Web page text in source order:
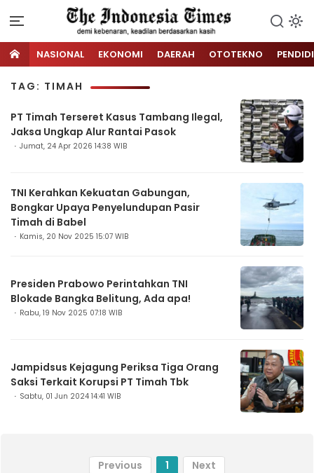
NASIONAL EKONOMI DAERAH OTOTEKNO
TAG: TIMAH
PT Timah Terseret Kasus Tambang Ilegal,
Jaksa Ungkap Alur Rantai Pasok
Jumat, 24 Apr 2026 14:38 WIB
TNI Kerahkan Kekuatan Gabungan,
Bongkar Upaya Penyelundupan Pasir
Timah di Babel
Kamis, 20 Nov 2025 15:07 WIB
Presiden Prabowo Perintahkan TNI
Blokade Bangka Belitung, Ada apa!
Rabu, 19 Nov 2025 07:18 WIB
Jampidsus Kejagung Periksa Tiga Orang
Saksi Terkait Korupsi PT Timah Tbk
Sabtu, 01 Jun 2024 14:41 WIB
Previous 1 Next